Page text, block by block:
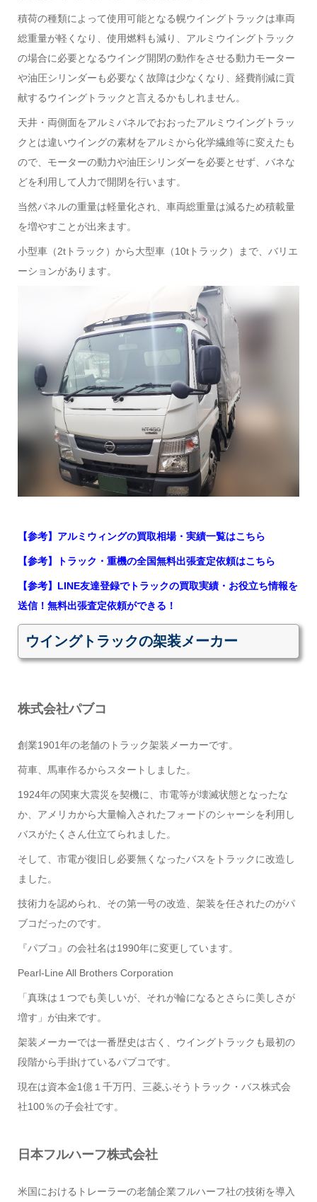
積荷の種類によって使用可能となる幌ウイングトラックは車両
総重量が軽くなり、使用燃料も減り、アルミウイングトラック
の場合に必要となるウイング開閉の動作をさせる動力モーター
や油圧シリンダーも必要なく故障は少なくなり、経費削減に貢
献するウイングトラックと言えるかもしれません。
天井・両側面をアルミパネルでおおったアルミウイングトラッ
クとは違いウイングの素材をアルミから化学繊維等に変えたも
ので、モーターの動力や油圧シリンダーを必要とせず、バネな
どを利用して人力で開閉を行います。
当然パネルの重量は軽量化され、車両総重量は減るため積載量
を増やすことが出来ます。
小型車（2tトラック）から大型車（10tトラック）まで、バリエ
ーションがあります。
【参考】アルミウィングの買取相場・実績一覧はこちら
【参考】トラック・重機の全国無料出張査定依頼はこちら
【参考】LINE友達登録でトラックの買取実績・お役立ち情報を
送信！無料出張査定依頼ができる！
ウイングトラックの架装メーカー
株式会社パブコ
創業1901年の老舗のトラック架装メーカーです。
荷車、馬車作るからスタートしました。
1924年の関東大震災を契機に、市電等が壊滅状態となったな
か、アメリカから大量輸入されたフォードのシャーシを利用し
バスがたくさん仕立てられました。
そして、市電が復旧し必要無くなったバスをトラックに改造し
ました。
技術力を認められ、その第一号の改造、架装を任されたのがパ
ブコだったのです。
『パブコ』の会社名は1990年に変更しています。
Pearl-Line All Brothers Corporation
「真珠は１つでも美しいが、それが輪になるとさらに美しさが
増す」が由来です。
架装メーカーでは一番歴史は古く、ウイングトラックも最初の
段階から手掛けているパブコです。
現在は資本金1億１千万円、三菱ふそうトラック・バス株式会
社100％の子会社です。
日本フルハーフ株式会社
米国におけるトレーラーの老舗企業フルハーフ社の技術を導入